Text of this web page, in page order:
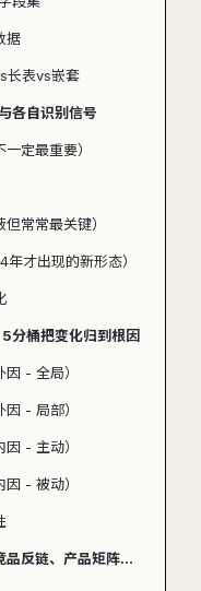
据
长表vs嵌套
各自识别信号
定最重要）
常常最关键）
才出现的新形态）
分桶把变化归到根因
- 全局）
- 局部）
- 主动）
- 被动）
跨域信号变化检测：竞品反链、产品矩阵、Schema升级